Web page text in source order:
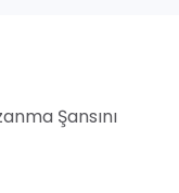
Şansını